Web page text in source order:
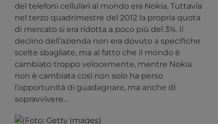
del telefoni cellulari al mondo era Nokia. Tuttavia
nel terzo quadrimestre del 2012 la propria quota
di mercato si era ridotta a poco più del 3%. Il
declino dell’azienda non era dovuto a specifiche
scelte sbagliate, ma al fatto che il mondo è
cambiato troppo velocemente, mentre Nokia
non è cambiata così non solo ha perso
l’opportunità di guadagnare, ma anche di
sopravvivere…